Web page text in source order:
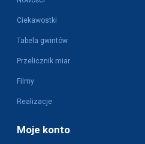
Ciekawostki
Tabela gwintów
Przelicznik miar
Filmy
Realizacje
Moje konto